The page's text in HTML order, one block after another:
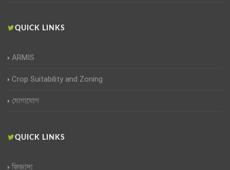
QUICK LINKS
ARMIS
Crop Suitability and Zoning
যোগাযোগ
QUICK LINKS
জিজ্ঞাসা